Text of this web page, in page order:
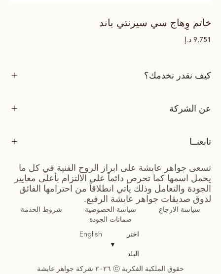
خاتم وِهاج سي سيرنتي باند
9,751 د.إ
كيف نقدر نخدمك؟
عن الشركة
تابعنــا
تسعى جواهر عايشة على ابراز الروح الفنية في كل ما
يحمل اسمها كما تحرص دائماً على الالتزام بأعلى معايير
الجودة والتعامل وذلك يأتي انطلاقاً من احترامها الفائق
لذوق صديقات جواهر عايشة الرفيع.
سياسة الارجاع سياسة الخصوصية
شروط الخدمة
ضمانات الجودة
اختر
البلد
▼
English
حقوق الملكية الفكرية ⓒ ٢٠٢٦ شركة جواهر عايشة